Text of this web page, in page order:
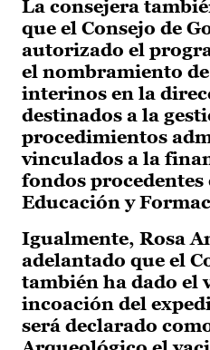
La consejera
que el Consejo de
autorizado el
el nombramiento
interinos en la
destinados a la
procedimientos
vinculados a la
fondos
Educación y
Igualmente, Rosa
adelantado que el
también ha dado el
incoación del
será declarado